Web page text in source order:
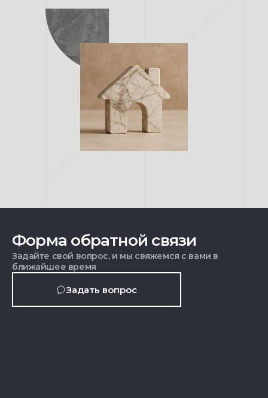
Форма обратной связи
Задайте свой вопрос, и мы свяжемся с вами в
ближайшее время
Задать вопрос